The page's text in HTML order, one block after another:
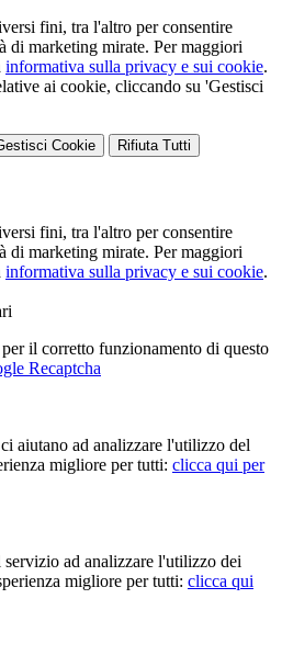
fini, tra l'altro per consentire
di marketing mirate. Per maggiori
informativa sulla privacy e sui cookie.
ai cookie, cliccando su 'Gestisci
Cookie Rifiuta Tutti
fini, tra l'altro per consentire
di marketing mirate. Per maggiori
informativa sulla privacy e sui cookie.
il corretto funzionamento di questo
Recaptcha
aiutano ad analizzare l'utilizzo del
migliore per tutti: clicca qui per
ad analizzare l'utilizzo dei
migliore per tutti: clicca qui